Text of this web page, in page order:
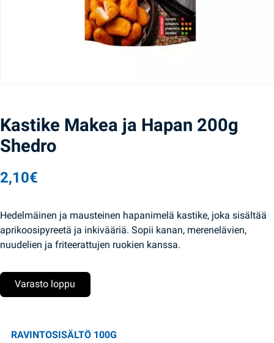
Kastike Makea ja Hapan 200g
Shedro
2,10€
Hedelmäinen ja mausteinen hapanimelä kastike, joka sisältää
aprikoosipyreetä ja inkivääriä. Sopii kanan, merenelävien,
nuudelien ja friteerattujen ruokien kanssa.
Varasto loppu
RAVINTOSISÄLTÖ 100G